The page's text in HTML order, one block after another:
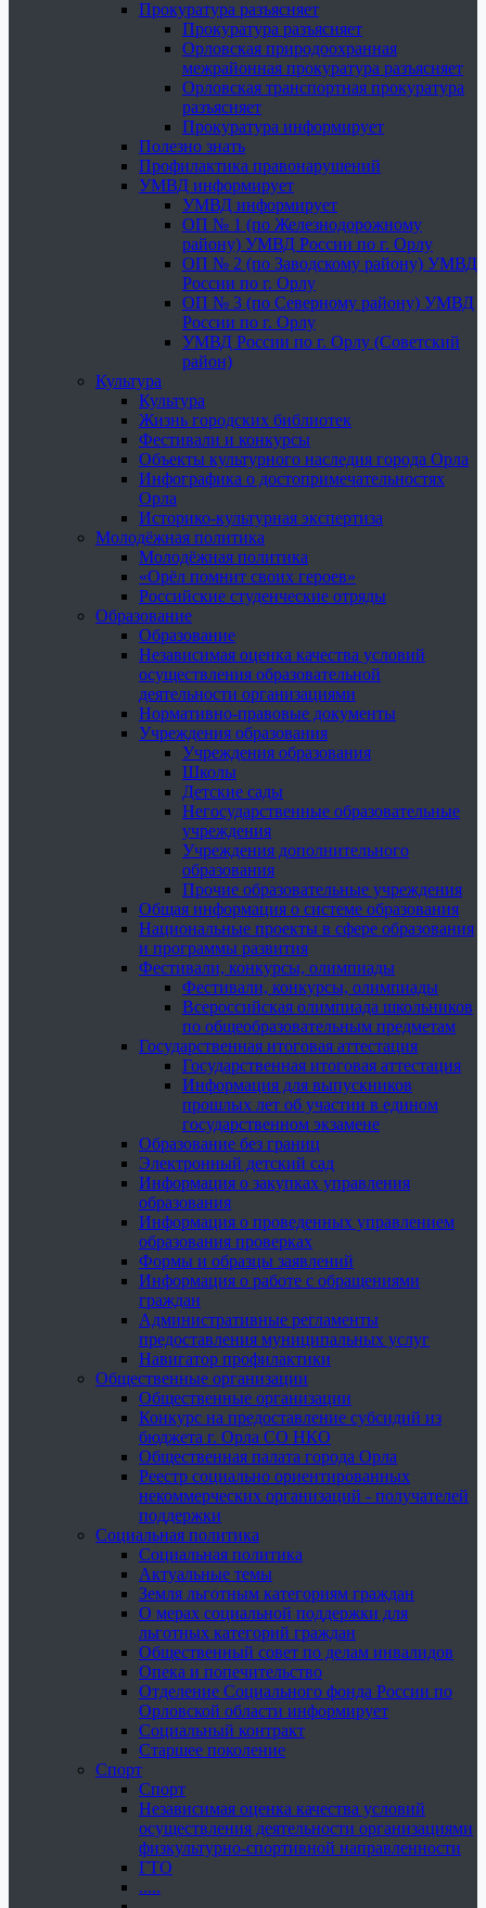
Прокуратура разъясняет
Прокуратура разъясняет
Орловская природоохранная
межрайонная прокуратура разъясняет
Орловская транспортная прокуратура
разъясняет
Прокуратура информирует
Полезно знать
Профилактика правонарушений
УМВД информирует
УМВД информирует
ОП № 1 (по Железнодорожному
району) УМВД России по г. Орлу
ОП № 2 (по Заводскому району) УМВД
России по г. Орлу
ОП № 3 (по Северному району) УМВД
России по г. Орлу
УМВД России по г. Орлу (Советский
район)
Культура
Культура
Жизнь городских библиотек
Фестивали и конкурсы
Объекты культурного наследия города Орла
Инфографика о достопримечательностях
Орла
Историко-культурная экспертиза
Молодёжная политика
Молодёжная политика
«Орёл помнит своих героев»
Российские студенческие отряды
Образование
Образование
Независимая оценка качества условий
осуществления образовательной
деятельности организациями
Нормативно-правовые документы
Учреждения образования
Учреждения образования
Школы
Детские сады
Негосударственные образовательные
учреждения
Учреждения дополнительного
образования
Прочие образовательные учреждения
Общая информация о системе образования
Национальные проекты в сфере образования
и программы развития
Фестивали, конкурсы, олимпиады
Фестивали, конкурсы, олимпиады
Всероссийская олимпиада школьников
по общеобразовательным предметам
Государственная итоговая аттестация
Государственная итоговая аттестация
Информация для выпускников
прошлых лет об участии в едином
государственном экзамене
Образование без границ
Электронный детский сад
Информация о закупках управления
образования
Информация о проведенных управлением
образования проверках
Формы и образцы заявлений
Информация о работе с обращениями
граждан
Административные регламенты
предоставления муниципальных услуг
Навигатор профилактики
Общественные организации
Общественные организации
Конкурс на предоставление субсидий из
бюджета г. Орла СО НКО
Общественная палата города Орла
Реестр социально ориентированных
некоммерческих организаций - получателей
поддержки
Социальная политика
Социальная политика
Актуальные темы
Земля льготным категориям граждан
О мерах социальной поддержки для
льготных категорий граждан
Общественный совет по делам инвалидов
Опека и попечительство
Отделение Социального фонда России по
Орловской области информирует
Социальный контракт
Старшее поколение
Спорт
Спорт
Независимая оценка качества условий
осуществления деятельности организациями
физкультурно-спортивной направленности
ГТО
.....